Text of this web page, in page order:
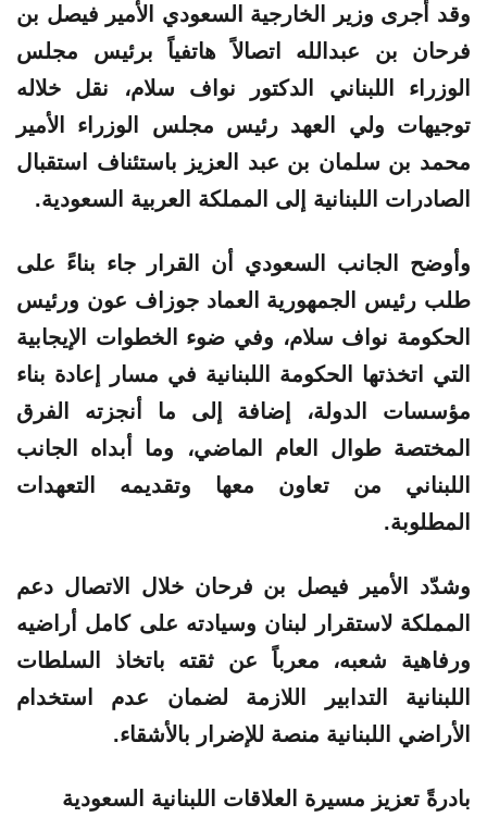
وقد أجرى وزير الخارجية السعودي الأمير فيصل بن
فرحان بن عبدالله اتصالاً هاتفياً برئيس مجلس
الوزراء اللبناني الدكتور نواف سلام، نقل خلاله
توجيهات ولي العهد رئيس مجلس الوزراء الأمير
محمد بن سلمان بن عبد العزيز باستئناف استقبال
الصادرات اللبنانية إلى المملكة العربية السعودية.
وأوضح الجانب السعودي أن القرار جاء بناءً على
طلب رئيس الجمهورية العماد جوزاف عون ورئيس
الحكومة نواف سلام، وفي ضوء الخطوات الإيجابية
التي اتخذتها الحكومة اللبنانية في مسار إعادة بناء
مؤسسات الدولة، إضافة إلى ما أنجزته الفرق
المختصة طوال العام الماضي، وما أبداه الجانب
اللبناني من تعاون معها وتقديمه التعهدات
المطلوبة.
وشدّد الأمير فيصل بن فرحان خلال الاتصال دعم
المملكة لاستقرار لبنان وسيادته على كامل أراضيه
ورفاهية شعبه، معرباً عن ثقته باتخاذ السلطات
اللبنانية التدابير اللازمة لضمان عدم استخدام
الأراضي اللبنانية منصة للإضرار بالأشقاء.
بادرةً تعزيز مسيرة العلاقات اللبنانية السعودية